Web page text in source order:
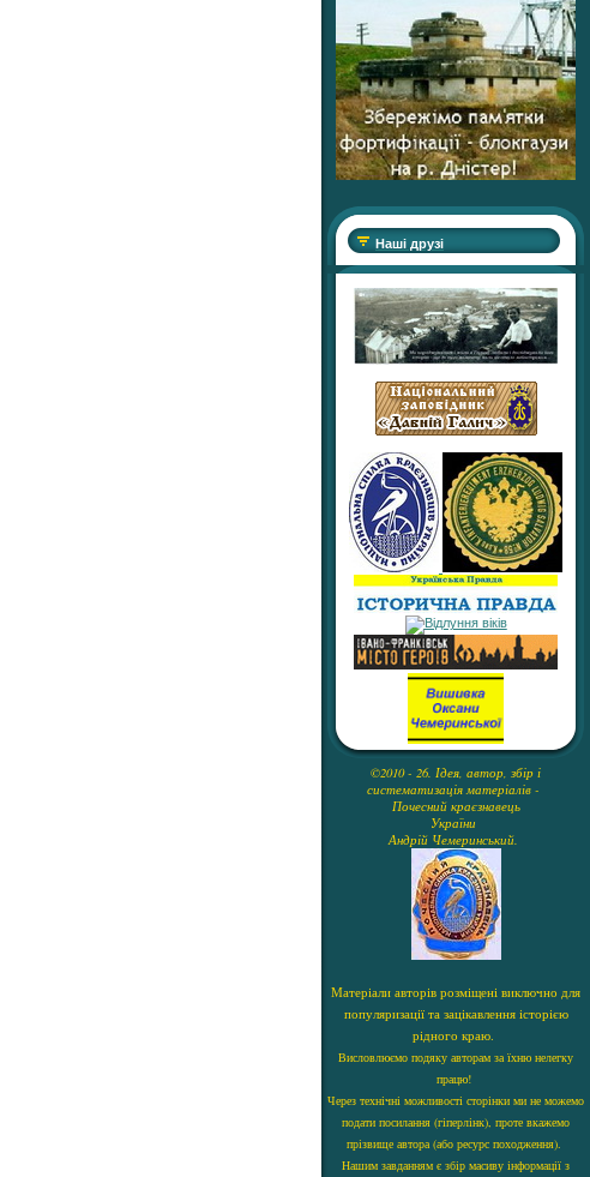
Наші друзі
©2010 - 26. Ідея, автор, збір і
систематизація матеріалів -
Почесний краєзнавець
України
Андрій Чемеринський.
Матеріали авторів розміщені виключно для
популяризації та зацікавлення історією
рідного краю.
Висловлюємо подяку авторам за їхню нелегку
працю!
Через технічні можливості сторінки ми не можемо
подати посилання (гіперлінк), проте вкажемо
прізвище автора (або ресурс походження).
Нашим завданням є збір масиву інформації з